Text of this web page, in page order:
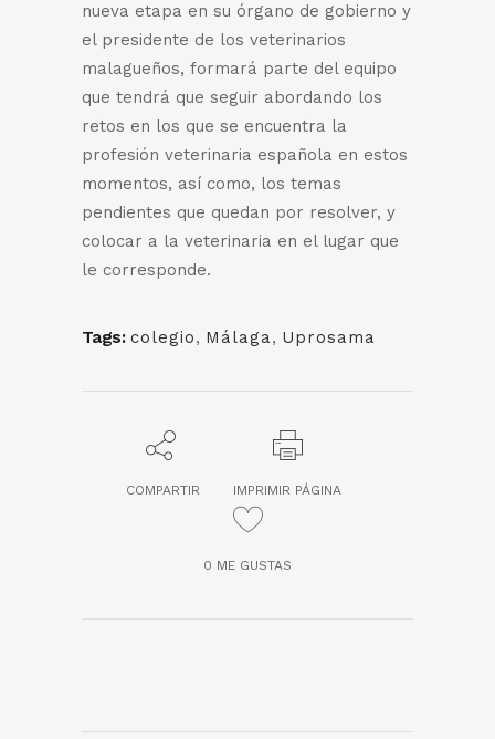
nueva etapa en su órgano de gobierno y
el presidente de los veterinarios
malagueños, formará parte del equipo
que tendrá que seguir abordando los
retos en los que se encuentra la
profesión veterinaria española en estos
momentos, así como, los temas
pendientes que quedan por resolver, y
colocar a la veterinaria en el lugar que
le corresponde.
Tags: colegio, Málaga, Uprosama
COMPARTIR IMPRIMIR PÁGINA
0 ME GUSTAS